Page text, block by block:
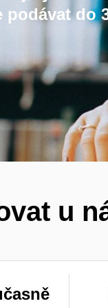
podávat do
u